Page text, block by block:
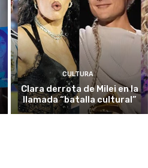
CULTURA
Clara derrota de Milei en la
llamada “batalla cultural”